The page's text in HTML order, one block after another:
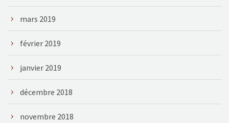
mars 2019
février 2019
janvier 2019
décembre 2018
novembre 2018